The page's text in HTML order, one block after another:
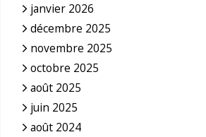
janvier 2026
décembre 2025
novembre 2025
octobre 2025
août 2025
juin 2025
août 2024